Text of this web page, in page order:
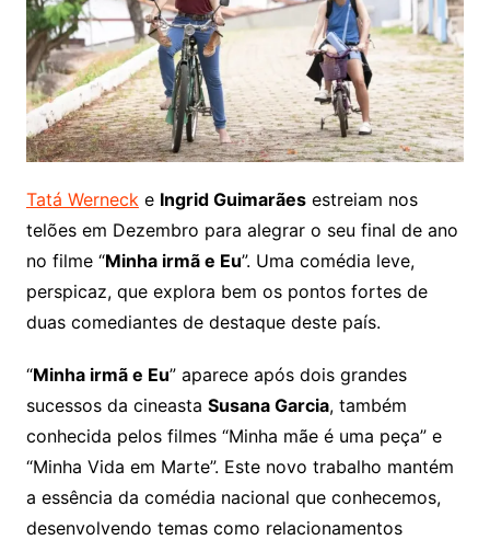
Tatá Werneck e Ingrid Guimarãesestreiam nos
telões em Dezembro para alegrar o seu final de ano
no filme “Minha irmã e Eu”. Uma comédia leve,
perspicaz, que explora bem os pontos fortes de
duas comediantes de destaque deste país.
“Minha irmã e Eu” aparece após dois grandes
sucessos da cineasta Susana Garcia, também
conhecida pelos filmes “Minha mãe é uma peça” e
“Minha Vida em Marte”. Este novo trabalho mantém
a essência da comédia nacional que conhecemos,
desenvolvendo temas como relacionamentos